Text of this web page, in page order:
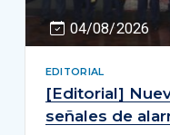
04/08/2026
EDITORIAL
[Editorial]
señales de